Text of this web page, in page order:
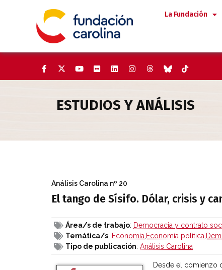
La Fundación
ESTUDIOS Y ANÁLISIS
El tango de Sísifo. Dólar,
Análisis Carolina nº 20
El tango de Sísifo. Dólar, crisis y
Área/s de trabajo: Democracia y contrato
Temática/s: Economía,Economía política,
Tipo de publicación: Análisis Carolina
Desde el comienzo